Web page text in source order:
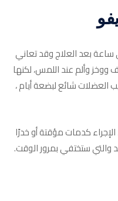
بعد العلاج وقد تعاني
وألم عند اللمس، لكنها
العضلات شائع لبضعة أيام ،
كدمات مؤقتة أو خدرًا
ستختفي بمرور الوقت.